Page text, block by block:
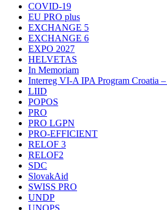
COVID-19
EU PRO plus
EXCHANGE 5
EXCHANGE 6
EXPO 2027
HELVETAS
In Memoriam
Interreg VI-A IPA Program Croatia
LIID
POPOS
PRO
PRO LGPN
PRO-EFFICIENT
RELOF 3
RELOF2
SDC
SlovakAid
SWISS PRO
UNDP
UNOPS